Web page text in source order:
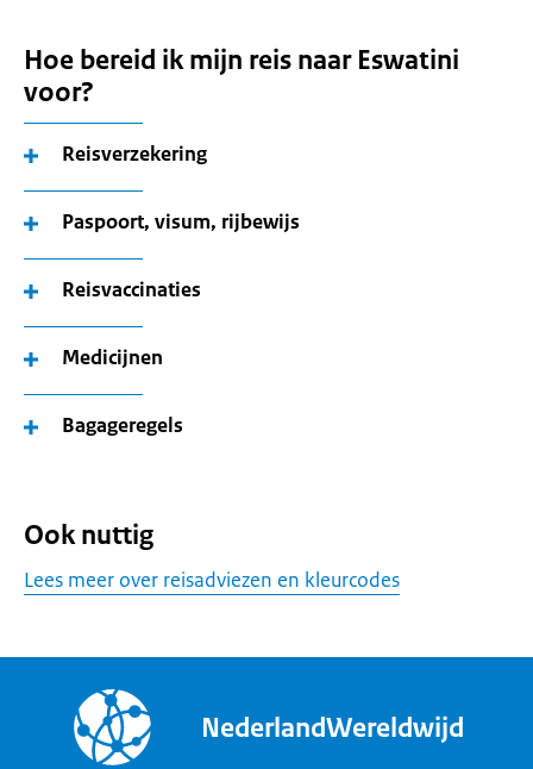
Hoe bereid ik mijn reis naar Eswatini
voor?
Reisverzekering
Paspoort, visum, rijbewijs
Reisvaccinaties
Medicijnen
Bagageregels
Ook nuttig
Lees meer over reisadviezen en kleurcodes
NederlandWereldwijd